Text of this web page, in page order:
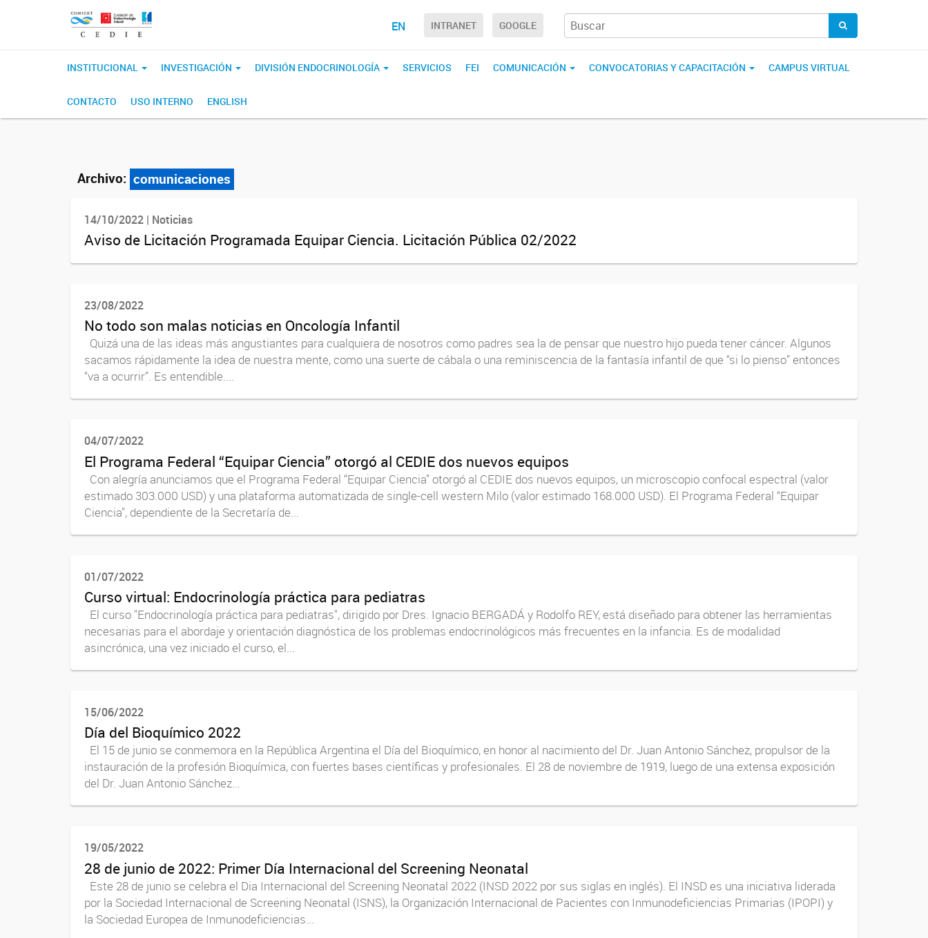
EN INTRANET GOOGLE
INSTITUCIONAL INVESTIGACIÓN DIVISIÓN ENDOCRINOLOGÍA SERVICIOS FEI COMUNICACIÓN CONVOCATORIAS Y CAPACITACIÓN CAMPUS VIRTUAL
CONTACTO USO INTERNO ENGLISH
Archivo: comunicaciones
14/10/2022 | Noticias
Aviso de Licitación Programada Equipar Ciencia. Licitación Pública 02/2022
23/08/2022
No todo son malas noticias en Oncología Infantil
Quizá una de las ideas más angustiantes para cualquiera de nosotros como padres sea la de pensar que nuestro hijo pueda tener cáncer. Algunos
sacamos rápidamente la idea de nuestra mente, como una suerte de cábala o una reminiscencia de la fantasía infantil de que “si lo pienso” entonces
“va a ocurrir”. Es entendible....
04/07/2022
El Programa Federal “Equipar Ciencia” otorgó al CEDIE dos nuevos equipos
Con alegría anunciamos que el Programa Federal “Equipar Ciencia” otorgó al CEDIE dos nuevos equipos, un microscopio confocal espectral (valor
estimado 303.000 USD) y una plataforma automatizada de single-cell western Milo (valor estimado 168.000 USD). El Programa Federal “Equipar
Ciencia”, dependiente de la Secretaría de...
01/07/2022
Curso virtual: Endocrinología práctica para pediatras
El curso "Endocrinología práctica para pediatras", dirigido por Dres. Ignacio BERGADÁ y Rodolfo REY, está diseñado para obtener las herramientas
necesarias para el abordaje y orientación diagnóstica de los problemas endocrinológicos más frecuentes en la infancia. Es de modalidad
asincrónica, una vez iniciado el curso, el...
15/06/2022
Día del Bioquímico 2022
El 15 de junio se conmemora en la República Argentina el Día del Bioquímico, en honor al nacimiento del Dr. Juan Antonio Sánchez, propulsor de la
instauración de la profesión Bioquímica, con fuertes bases científicas y profesionales. El 28 de noviembre de 1919, luego de una extensa exposición
del Dr. Juan Antonio Sánchez...
19/05/2022
28 de junio de 2022: Primer Día Internacional del Screening Neonatal
Este 28 de junio se celebra el Dia Internacional del Screening Neonatal 2022 (INSD 2022 por sus siglas en inglés). El INSD es una iniciativa liderada
por la Sociedad Internacional de Screening Neonatal (ISNS), la Organización Internacional de Pacientes con Inmunodeficiencias Primarias (IPOPI) y
la Sociedad Europea de Inmunodeficiencias...